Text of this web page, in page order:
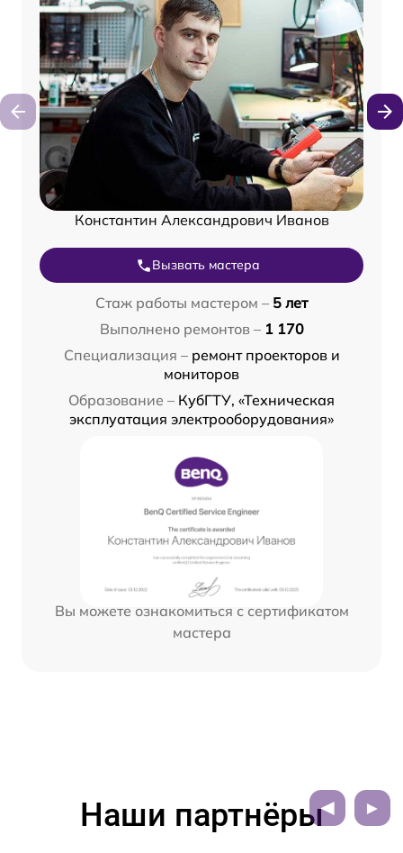
Константин Александрович Иванов
Вызвать мастера
Стаж работы мастером – 5 лет
Выполнено ремонтов – 1 170
Специализация – ремонт проекторов и
мониторов
Образование – КубГТУ, «Техническая
эксплуатация электрооборудования»
Вы можете ознакомиться с сертификатом
мастера
Наши партнёры